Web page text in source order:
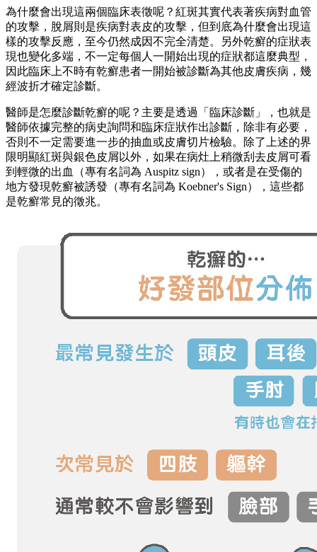
為什麼會出現這兩個臨床表徵呢？紅斑其實代表著疾病對血管
的攻擊，脫屑則是疾病對表皮的攻擊，但到底為什麼會出現這
樣的攻擊反應，至今仍然成因不完全清楚。另外乾癬的症狀表
現也變化多端，不一定每個人一開始出現的症狀都這麼典型，
因此臨床上不時有乾癬患者一開始被診斷為其他皮膚疾病，幾
經波折才確定診斷。
醫師是怎麼診斷乾癬的呢？主要是透過「臨床診斷」，也就是
醫師依據完整的病史詢問和臨床症狀作出診斷，除非有必要，
否則不一定需要進一步的抽血或皮膚切片檢驗。除了上述的界
限明顯紅斑與銀色皮屑以外，如果在病灶上稍微刮去皮屑可看
到輕微的出血（專有名詞為 Auspitz sign），或者是在受傷的
地方發現乾癬被誘發（專有名詞為 Koebner's Sign），這些都
是乾癬常見的徵兆。